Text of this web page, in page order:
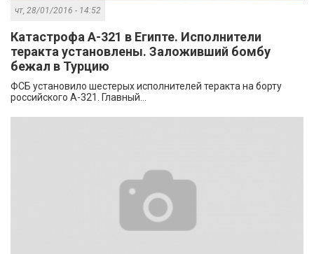
чт, 28/01/2016 - 14:52
Катастрофа А-321 в Египте. Исполнители
теракта установлены. Заложивший бомбу
бежал в Турцию
ФСБ установило шестерых исполнителей теракта на борту
российского А-321. Главный...